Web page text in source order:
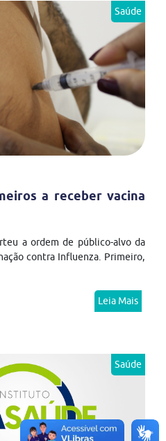
Saúde
a receber vacina
a ordem de público-alvo da
contra Influenza. Primeiro,
Leia Mais
Saúde